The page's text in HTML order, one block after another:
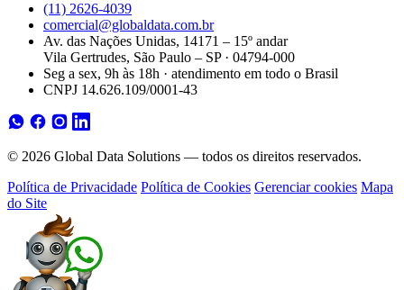
(11) 2626-4039
comercial@globaldata.com.br
Av. das Nações Unidas, 14171 – 15º andar
Vila Gertrudes, São Paulo – SP · 04794-000
Seg a sex, 9h às 18h · atendimento em todo o Brasil
CNPJ 14.626.109/0001-43
© 2026 Global Data Solutions — todos os direitos reservados.
Política de Privacidade Política de Cookies Gerenciar cookies Mapa
do Site